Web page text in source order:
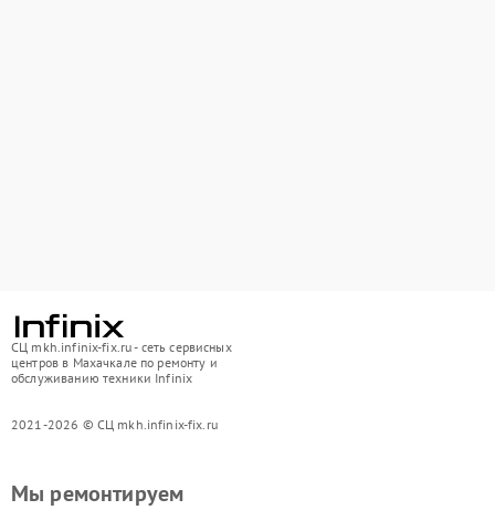
СЦ mkh.infinix-fix.ru - сеть сервисных
центров в Махачкале по ремонту и
обслуживанию техники Infinix
2021-2026 © СЦ mkh.infinix-fix.ru
Мы ремонтируем